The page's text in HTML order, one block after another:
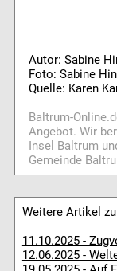
Autor: Sabine
Foto: Sabine
Quelle: Karen
Baltrum-
Angebot. Wir
Insel Baltrum
Gemeinde
Weitere Artikel
11.10.2025 -
12.06.2025 -